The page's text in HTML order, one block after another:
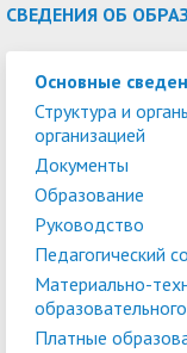
СВЕДЕНИЯ ОБ
Основные
Структура и
организацией
Документы
Образование
Руководство
Педагогический
Материально-
Платные